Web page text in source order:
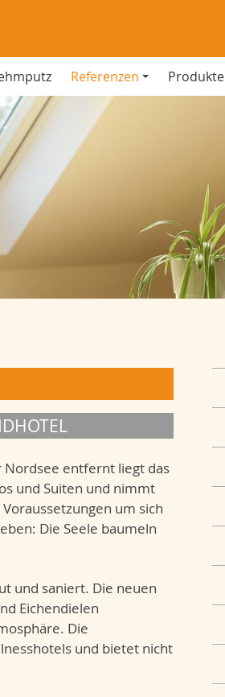
Referenzen Produkte
entfernt liegt das
und Suiten und nimmt
um sich
Die Seele baumeln
und saniert. Die neuen
Eichendielen
Die
und bietet nicht